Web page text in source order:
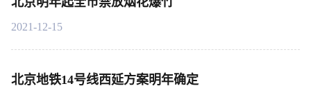
2021-12-15
北京地铁14号线西延方案明年确定